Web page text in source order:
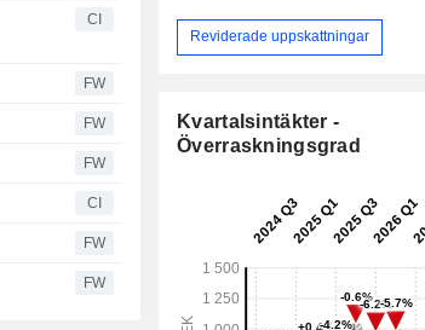
CI
FW
FW
FW
CI
FW
FW
Reviderade uppskattningar
Kvartalsintäkter -
Överraskningsgrad